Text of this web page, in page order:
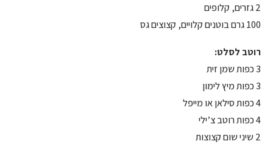
2 גזרים, קלופים
100 גרם בוטנים קלויים, קצוצים גס
רוטב לסלט:
3 כפות שמן זית
3 כפות מיץ לימון
4 כפות סילאן או מייפל
4 כפות רוטב צ’ילי
2 שיני שום קצוצות